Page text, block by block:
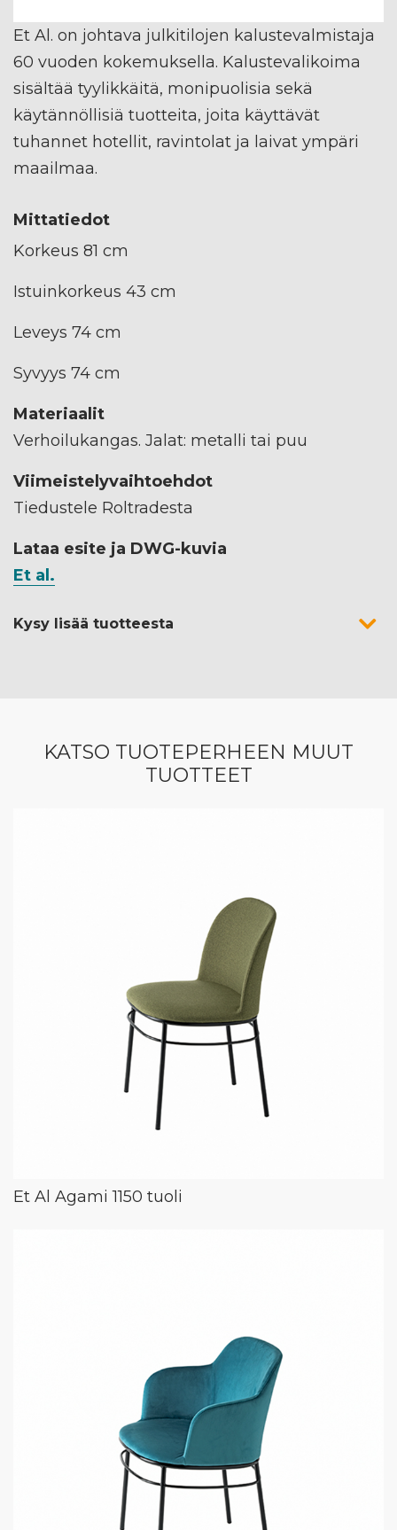
Et Al. on johtava julkitilojen kalustevalmistaja
60 vuoden kokemuksella. Kalustevalikoima
sisältää tyylikkäitä, monipuolisia sekä
käytännöllisiä tuotteita, joita käyttävät
tuhannet hotellit, ravintolat ja laivat ympäri
maailmaa.
Mittatiedot
Korkeus 81 cm
Istuinkorkeus 43 cm
Leveys 74 cm
Syvyys 74 cm
Materiaalit
Verhoilukangas. Jalat: metalli tai puu
Viimeistelyvaihtoehdot
Tiedustele Roltradesta
Lataa esite ja DWG-kuvia
Et al.
Kysy lisää tuotteesta
KATSO TUOTEPERHEEN MUUT
TUOTTEET
Et Al Agami 1150 tuoli